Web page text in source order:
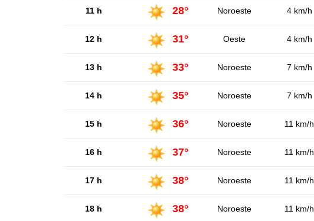
11 h 28° Noroeste 4 km/h
12 h 31° Oeste 4 km/h
13 h 33° Noroeste 7 km/h
14 h 35° Noroeste 7 km/h
15 h 36° Noroeste 11 km/h
16 h 37° Noroeste 11 km/h
17 h 38° Noroeste 11 km/h
18 h 38° Noroeste 11 km/h